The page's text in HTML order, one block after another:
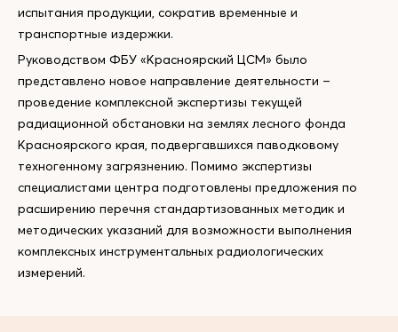
испытания продукции, сократив временные и
транспортные издержки.
Руководством ФБУ «Красноярский ЦСМ» было
представлено новое направление деятельности –
проведение комплексной экспертизы текущей
радиационной обстановки на землях лесного фонда
Красноярского края, подвергавшихся паводковому
техногенному загрязнению. Помимо экспертизы
специалистами центра подготовлены предложения по
расширению перечня стандартизованных методик и
методических указаний для возможности выполнения
комплексных инструментальных радиологических
измерений.